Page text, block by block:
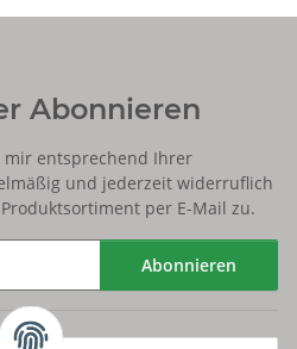
Abonnieren
mir entsprechend Ihrer
und jederzeit widerruflich
per E-Mail zu.
Abonnieren